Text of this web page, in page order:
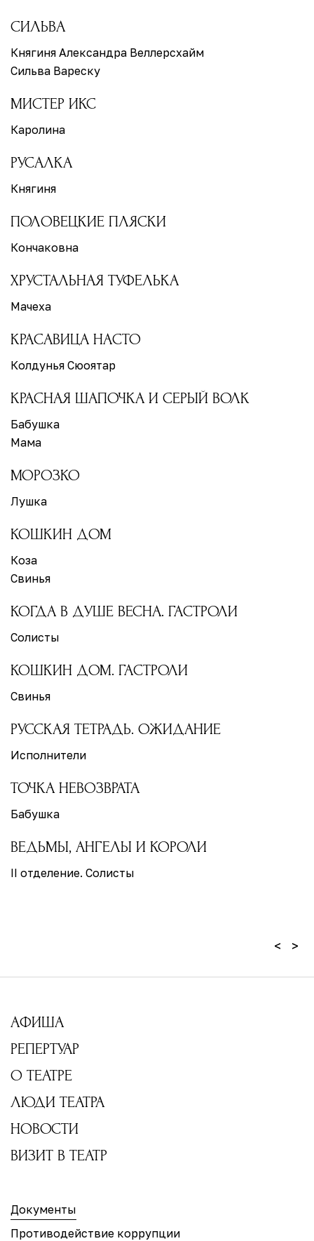
СИЛЬВА
Княгиня Александра Веллерсхайм
Сильва Вареску
МИСТЕР ИКС
Каролина
РУСАЛКА
Княгиня
ПОЛОВЕЦКИЕ ПЛЯСКИ
Кончаковна
ХРУСТАЛЬНАЯ ТУФЕЛЬКА
Мачеха
КРАСАВИЦА НАСТО
Колдунья Сюоятар
КРАСНАЯ ШАПОЧКА И СЕРЫЙ ВОЛК
Бабушка
Мама
МОРОЗКО
Лушка
КОШКИН ДОМ
Коза
Свинья
КОГДА В ДУШЕ ВЕСНА. ГАСТРОЛИ
Солисты
КОШКИН ДОМ. ГАСТРОЛИ
Свинья
РУССКАЯ ТЕТРАДЬ. ОЖИДАНИЕ
Исполнители
ТОЧКА НЕВОЗВРАТА
Бабушка
ВЕДЬМЫ, АНГЕЛЫ И КОРОЛИ
II отделение. Солисты
< >
АФИША
РЕПЕРТУАР
О ТЕАТРЕ
ЛЮДИ ТЕАТРА
НОВОСТИ
ВИЗИТ В ТЕАТР
Документы
Противодействие коррупции